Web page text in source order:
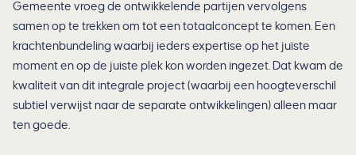
Gemeente vroeg de ontwikkelende partijen vervolgens
samen op te trekken om tot een totaalconcept te komen. Een
krachtenbundeling waarbij ieders expertise op het juiste
moment en op de juiste plek kon worden ingezet. Dat kwam de
kwaliteit van dit integrale project (waarbij een hoogteverschil
subtiel verwijst naar de separate ontwikkelingen) alleen maar
ten goede.